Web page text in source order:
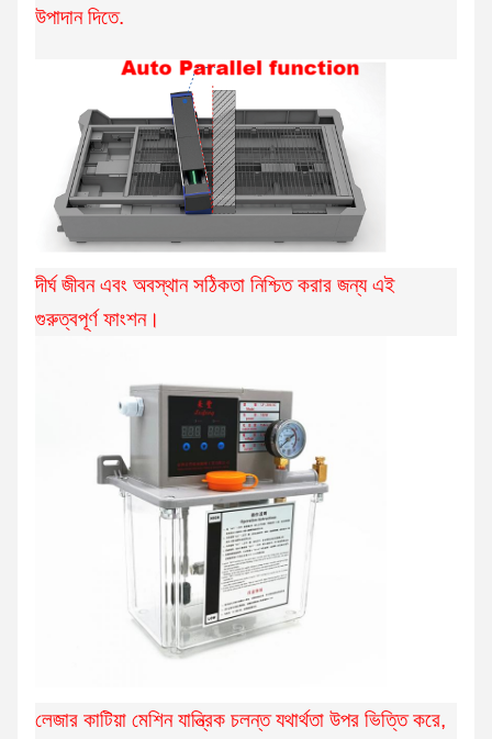
উপাদান দিতে.
দীর্ঘ জীবন এবং অবস্থান সঠিকতা নিশ্চিত করার জন্য এই
গুরুত্বপূর্ণ ফাংশন।
লেজার কাটিয়া মেশিন যান্ত্রিক চলন্ত যথার্থতা উপর ভিত্তি করে,